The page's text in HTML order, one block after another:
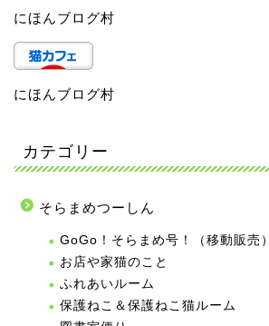
にほんブログ村
にほんブログ村
カテゴリー
そらまめつーしん
GoGo！そらまめ号！（移動販売）
お店や家猫のこと
ふれあいルーム
保護ねこ＆保護ねこ猫ルーム